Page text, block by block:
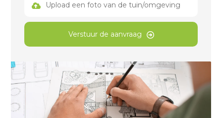
Upload een foto van de tuin/omgeving
Verstuur de aanvraag